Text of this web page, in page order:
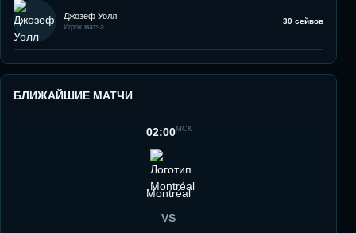
Джозеф Уолл
Игрок матча
30 сейвов
БЛИЖАЙШИЕ МАТЧИ
02:00МСК
Montréal
VS